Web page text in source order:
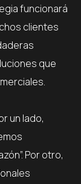
funcionará
clientes
que
un lado,
Por otro,